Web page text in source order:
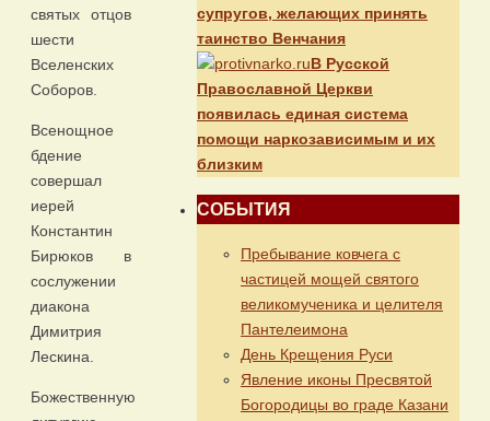
святых отцов
шести
Вселенских
Соборов.
Всенощное
бдение
совершал
иерей
Константин
Бирюков в
сослужении
диакона
Димитрия
Лескина.
Божественную
супругов, желающих принять
таинство Венчания
В Русской
Православной Церкви
появилась единая система
помощи наркозависимым и их
близким
СОБЫТИЯ
Пребывание ковчега с
частицей мощей святого
великомученика и целителя
Пантелеимона
День Крещения Руси
Явление иконы Пресвятой
Богородицы во граде Казани